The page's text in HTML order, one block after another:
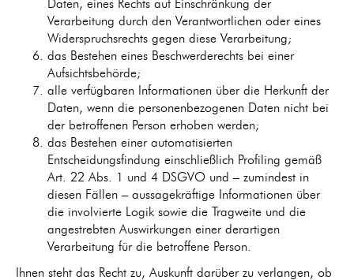
Daten, eines Rechts auf Einschränkung der
Verarbeitung durch den Verantwortlichen oder eines
Widerspruchsrechts gegen diese Verarbeitung;
das Bestehen eines Beschwerderechts bei einer
Aufsichtsbehörde;
alle verfügbaren Informationen über die Herkunft der
Daten, wenn die personenbezogenen Daten nicht bei
der betroffenen Person erhoben werden;
das Bestehen einer automatisierten
Entscheidungsfindung einschließlich Profiling gemäß
Art. 22 Abs. 1 und 4 DSGVO und – zumindest in
diesen Fällen – aussagekräftige Informationen über
die involvierte Logik sowie die Tragweite und die
angestrebten Auswirkungen einer derartigen
Verarbeitung für die betroffene Person.
Ihnen steht das Recht zu, Auskunft darüber zu verlangen, ob